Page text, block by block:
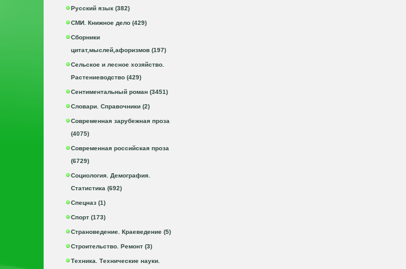
Русский язык (382)
СМИ. Книжное дело (429)
Сборники
цитат,мыслей,афоризмов (197)
Сельское и лесное хозяйство.
Растениеводство (429)
Сентиментальный роман (3451)
Словари. Справочники (2)
Современная зарубежная проза
(4075)
Современная российская проза
(6729)
Социология. Демография.
Статистика (692)
Спецназ (1)
Спорт (173)
Страноведение. Краеведение (5)
Строительство. Ремонт (3)
Техника. Технические науки.